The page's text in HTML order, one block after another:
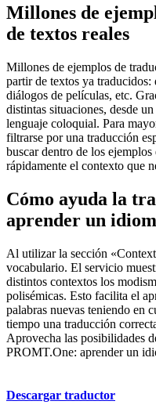
Millones de
de textos reales
Millones de ejemplos de
partir de textos ya
diálogos de películas, etc.
distintas situaciones, desde
lenguaje coloquial. Para
filtrarse por una traducción
buscar dentro de los ejemplos
rápidamente el contexto que
Cómo ayuda la
aprender un
Al utilizar la sección
vocabulario. El servicio
distintos contextos los
polisémicas. Esto facilita el
palabras nuevas teniendo en
tiempo una traducción
Aprovecha las posibilidades
PROMT.One: aprender un
Descargar traductor